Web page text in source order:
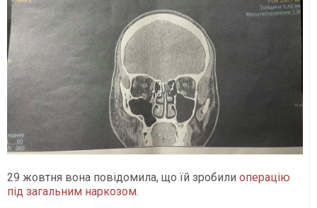
29 жовтня вона повідомила, що їй зробили операцію
під загальним наркозом.